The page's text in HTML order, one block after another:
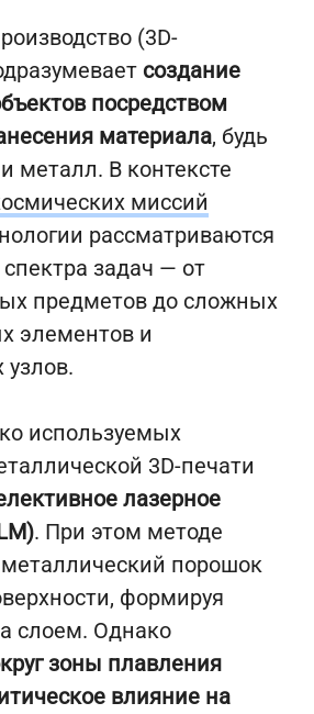
(3D-
создание
посредством
материала, будь
металл. В контексте
миссий
рассматриваются
задач — от
предметов до сложных
элементов и
узлов.
используемых
3D-печати
лазерное
. При этом методе
порошок
формируя
слоем. Однако
зоны плавления
влияние на